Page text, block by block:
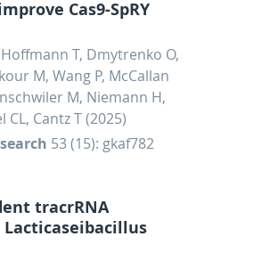
Cas9-SpRY
T, Dmytrenko O,
M, Wang P, McCallan
M, Niemann H,
Cantz T (2025)
53 (15): gkaf782
tracrRNA